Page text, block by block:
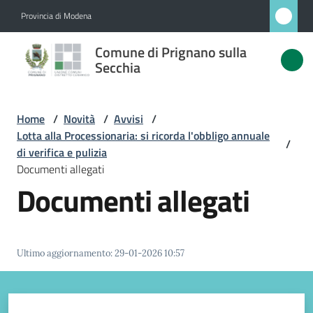
Provincia di Modena
Comune di Prignano sulla
Secchia
Comune
di
sulla
Secchia
Amministrazione
Menu selezionato
Servizi
Home / Novità / Avvisi /
Lotta alla Processionaria: si ricorda l'obbligo annuale
di verifica e pulizia
/
Documenti allegati
Documenti allegati
Ultimo aggiornamento:29-01-2026 10:57